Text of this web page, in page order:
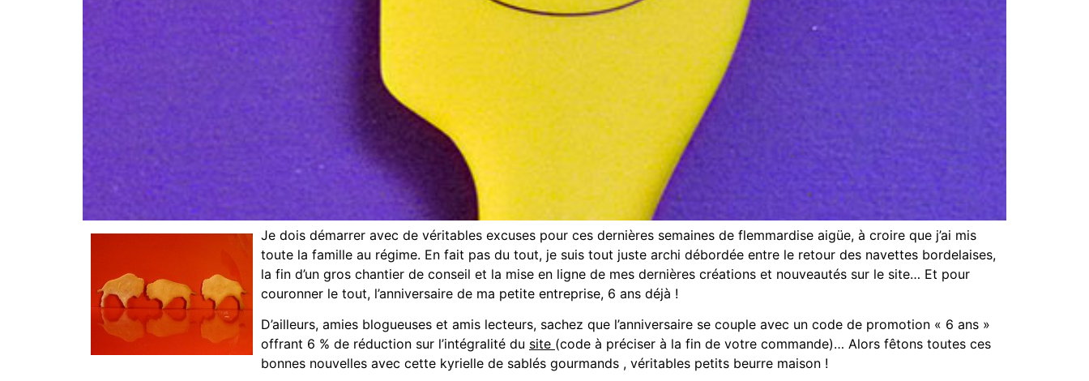
Je dois démarrer avec de véritables excuses pour ces dernières semaines de flemmardise aigüe, à croire que j’ai mis
toute la famille au régime. En fait pas du tout, je suis tout juste archi débordée entre le retour des navettes bordelaises,
la fin d’un gros chantier de conseil et la mise en ligne de mes dernières créations et nouveautés sur le site… Et pour
couronner le tout, l’anniversaire de ma petite entreprise, 6 ans déjà !
D’ailleurs, amies blogueuses et amis lecteurs, sachez que l’anniversaire se couple avec un code de promotion « 6 ans »
offrant 6 % de réduction sur l’intégralité du site (code à préciser à la fin de votre commande)… Alors fêtons toutes ces
bonnes nouvelles avec cette kyrielle de sablés gourmands , véritables petits beurre maison !